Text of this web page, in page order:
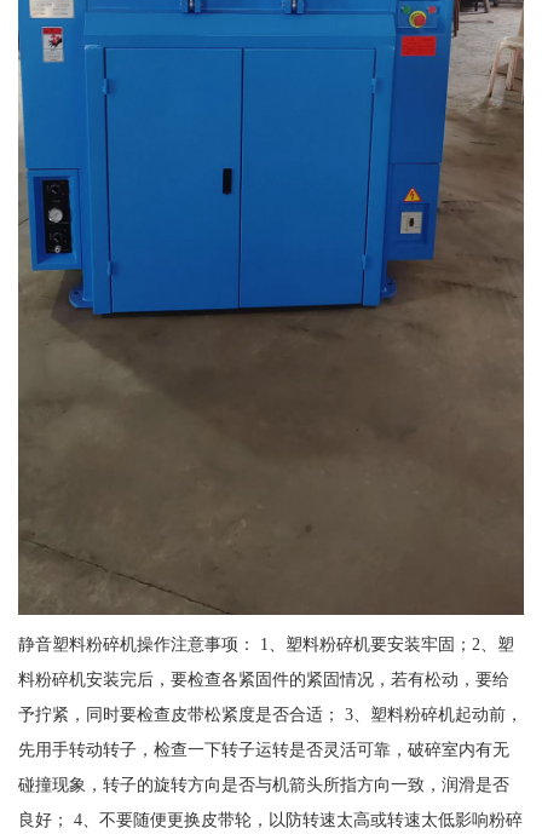
静音塑料粉碎机操作注意事项： 1、塑料粉碎机要安装牢固；2、塑
料粉碎机安装完后，要检查各紧固件的紧固情况，若有松动，要给
予拧紧，同时要检查皮带松紧度是否合适； 3、塑料粉碎机起动前，
先用手转动转子，检查一下转子运转是否灵活可靠，破碎室内有无
碰撞现象，转子的旋转方向是否与机箭头所指方向一致，润滑是否
良好； 4、不要随便更换皮带轮，以防转速太高或转速太低影响粉碎